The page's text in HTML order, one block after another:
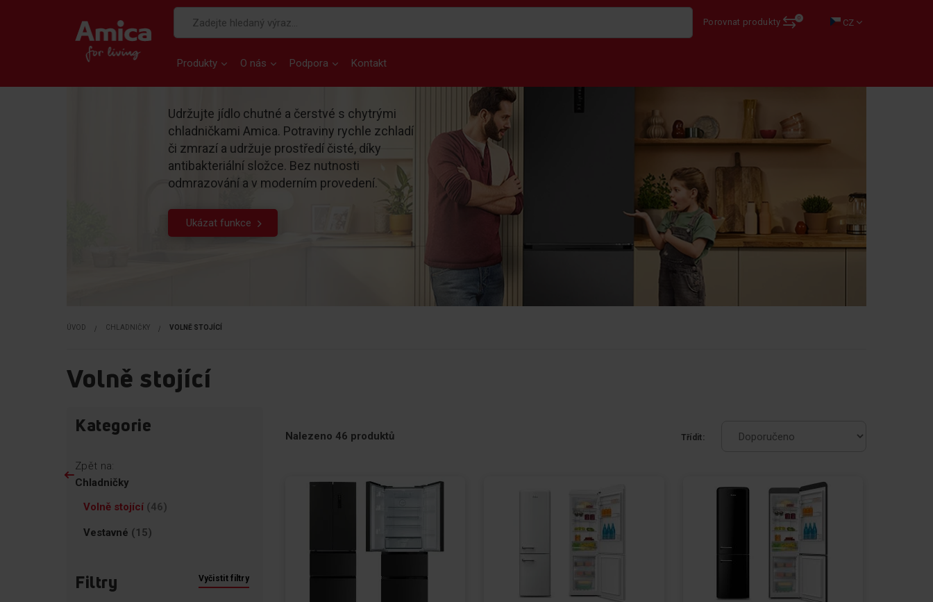
Porovnat produkty 0 CZ
Produkty O nás Podpora Kontakt
Udržujte jídlo chutné a čerstvé s chytrými
chladničkami Amica. Potraviny rychle zchladí
či zmrazí a udržuje prostředí čisté, díky
antibakteriální složce. Bez nutnosti
odmrazování a v moderním provedení.
Ukázat funkce
ÚVOD CHLADNIČKY VOLNĚ STOJÍCÍ
Volně stojící
filtryNalezeno 46 produktů Třídit:
Kategorie
Zpět na:
Chladničky
Volně stojící
46
položky
Vestavné 15
položky
Filtry Vyčistit filtry